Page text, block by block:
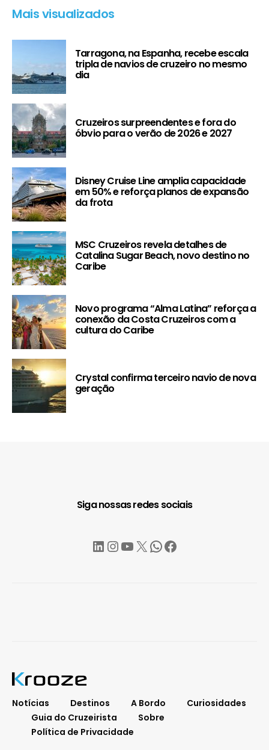
Mais visualizados
Tarragona, na Espanha, recebe escala
tripla de navios de cruzeiro no mesmo
dia
Cruzeiros surpreendentes e fora do
óbvio para o verão de 2026 e 2027
Disney Cruise Line amplia capacidade
em 50% e reforça planos de expansão
da frota
MSC Cruzeiros revela detalhes de
Catalina Sugar Beach, novo destino no
Caribe
Novo programa “Alma Latina” reforça a
conexão da Costa Cruzeiros com a
cultura do Caribe
Crystal confirma terceiro navio de nova
geração
Siga nossas redes sociais
LinkedIn
Instagram
YouTube
X WhatsApp
Facebook
Notícias Destinos A Bordo
Curiosidades
Guia do Cruzeirista
Sobre
Política de Privacidade